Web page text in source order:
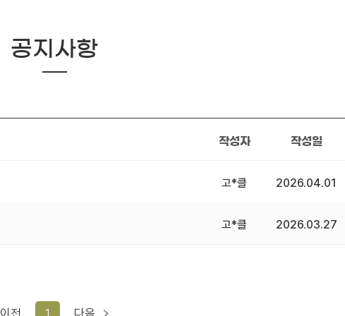
공지사항
작성자 작성일
고*클 2026.04.01
고*클 2026.03.27
이전 1 다음